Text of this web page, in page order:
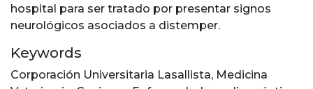
hospital para ser tratado por presentar signos
neurológicos asociados a distemper.
Keywords
Corporación Universitaria Lasallista, Medicina